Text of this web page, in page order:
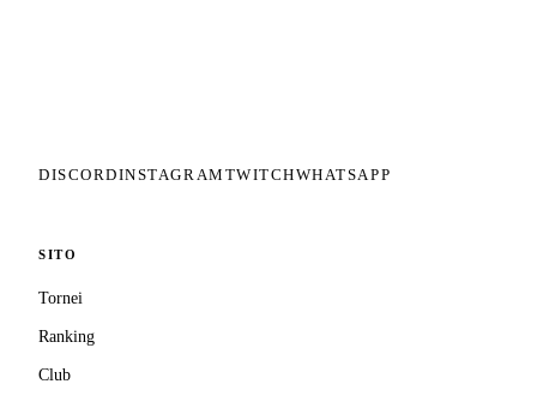
DISCORDINSTAGRAM TWITCHWHATSAPP
SITO
Tornei
Ranking
Club